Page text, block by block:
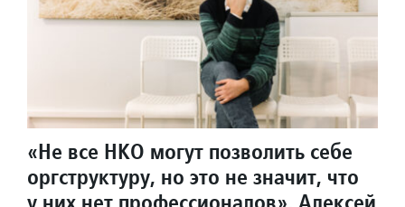
«Не все НКО могут позволить себе
оргструктуру, но это не значит, что